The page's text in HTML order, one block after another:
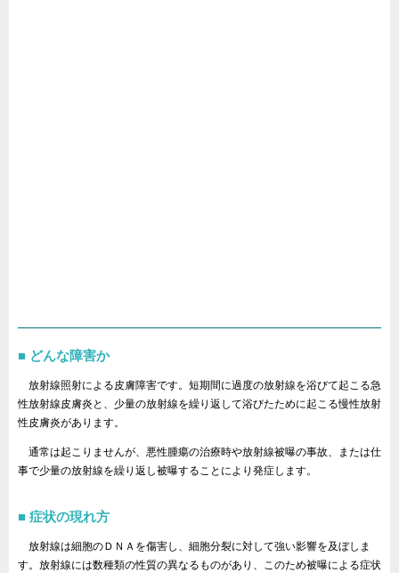
どんな障害か
放射線照射による皮膚障害です。短期間に過度の放射線を浴びて起こる急
性放射線皮膚炎と、少量の放射線を繰り返して浴びたために起こる慢性放射
性皮膚炎があります。
通常は起こりませんが、悪性腫瘍の治療時や放射線被曝の事故、または仕
事で少量の放射線を繰り返し被曝することにより発症します。
症状の現れ方
放射線は細胞のＤＮＡを傷害し、細胞分裂に対して強い影響を及ぼしま
す。放射線には数種類の性質の異なるものがあり、このため被曝による症状